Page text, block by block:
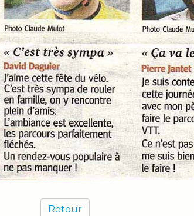
Retour